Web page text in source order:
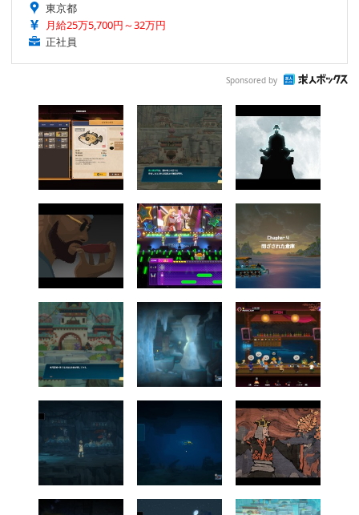
東京都
月給25万5,700円～32万円
正社員
Sponsored by